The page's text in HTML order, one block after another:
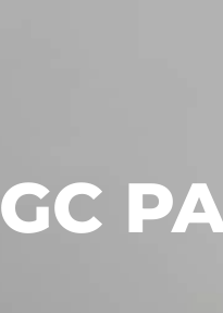
GC